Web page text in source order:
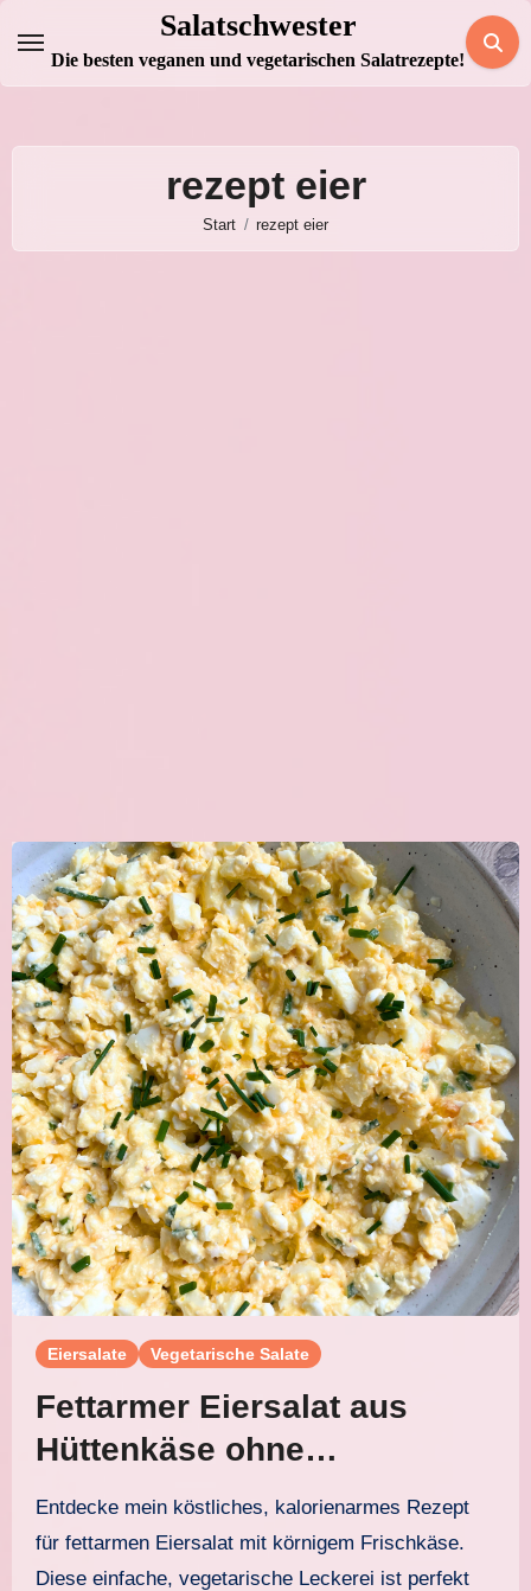
Inhalt
springen
Salatschwester
Die besten veganen und vegetarischen Salatrezepte!
rezept eier
Start rezept eier
Eiersalate Vegetarische Salate
Fettarmer Eiersalat aus
Hüttenkäse ohne
Mayonnaise
Entdecke mein köstliches, kalorienarmes Rezept
für fettarmen Eiersalat mit körnigem Frischkäse.
Diese einfache, vegetarische Leckerei ist perfekt